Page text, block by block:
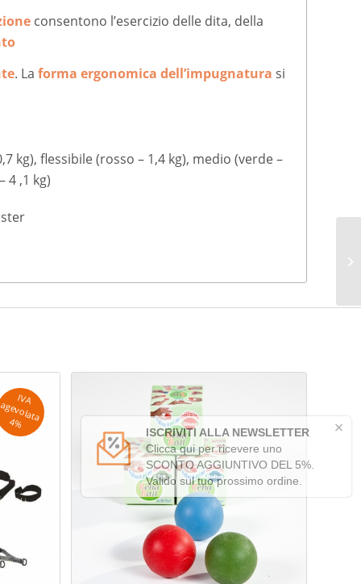
consentono l’esercizio delle dita, della
. Laforma ergonomica dell’impugnatura si
kg), flessibile (rosso – 1,4 kg), medio (verde –
4 ,1 kg)
IV
A
a
g
e
v
o
la
ta
4
%